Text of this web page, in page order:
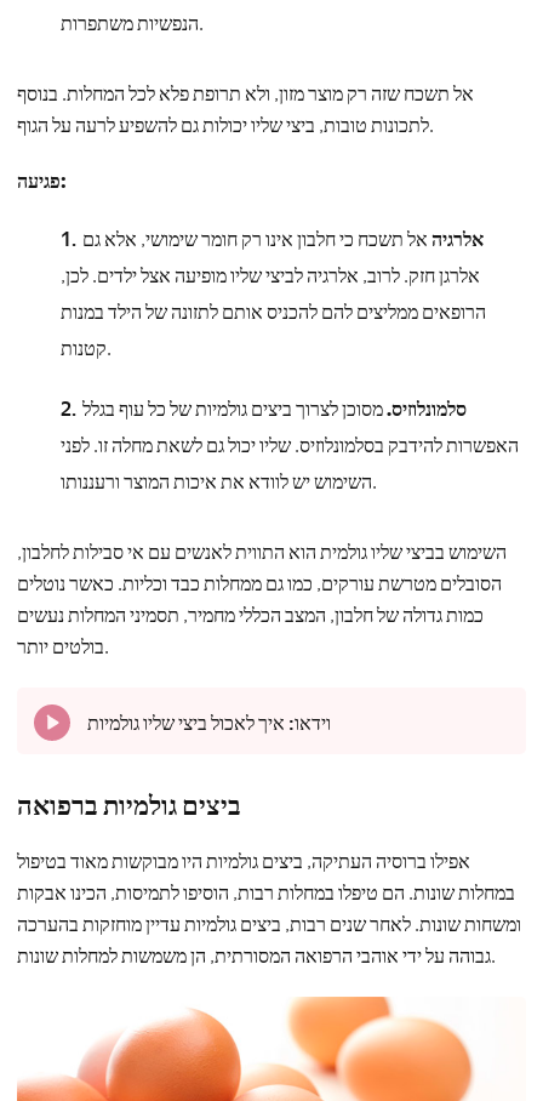
הנפשיות משתפרות.
אל תשכח שזה רק מוצר מזון, ולא תרופת פלא לכל המחלות. בנוסף
לתכונות טובות, ביצי שליו יכולות גם להשפיע לרעה על הגוף.
פגיעה:
אלרגיה אל תשכח כי חלבון אינו רק חומר שימושי, אלא גם
אלרגן חזק. לרוב, אלרגיה לביצי שליו מופיעה אצל ילדים. לכן,
הרופאים ממליצים להם להכניס אותם לתזונה של הילד במנות
קטנות.
סלמונלוזיס.מסוכן לצרוך ביצים גולמיות של כל עוף בגלל
האפשרות להידבק בסלמונלוזיס. שליו יכול גם לשאת מחלה זו. לפני
השימוש יש לוודא את איכות המוצר ורעננותו.
השימוש בביצי שליו גולמית הוא התווית לאנשים עם אי סבילות לחלבון,
הסובלים מטרשת עורקים, כמו גם ממחלות כבד וכליות. כאשר נוטלים
כמות גדולה של חלבון, המצב הכללי מחמיר, תסמיני המחלות נעשים
בולטים יותר.
וידאו: איך לאכול ביצי שליו גולמיות
ביצים גולמיות ברפואה
אפילו ברוסיה העתיקה, ביצים גולמיות היו מבוקשות מאוד בטיפול
במחלות שונות. הם טיפלו במחלות רבות, הוסיפו לתמיסות, הכינו אבקות
ומשחות שונות. לאחר שנים רבות, ביצים גולמיות עדיין מוחזקות בהערכה
גבוהה על ידי אוהבי הרפואה המסורתית, הן משמשות למחלות שונות.